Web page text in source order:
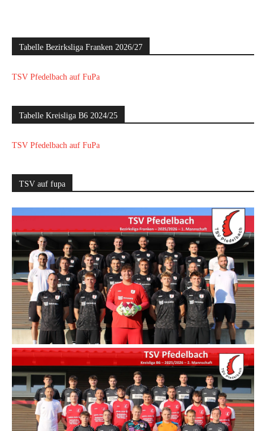
Tabelle Bezirksliga Franken 2026/27
TSV Pfedelbach auf FuPa
Tabelle Kreisliga B6 2024/25
TSV Pfedelbach auf FuPa
TSV auf fupa